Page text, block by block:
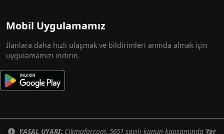
Mobil Uygulamamız
İlanlara daha hızlı ulaşmak ve bildirimleri anında almak için
uygulamamızı indirin.
YASAL UYARI: Cikmafar.com, 5651 sayılı kanun kapsamında Yer